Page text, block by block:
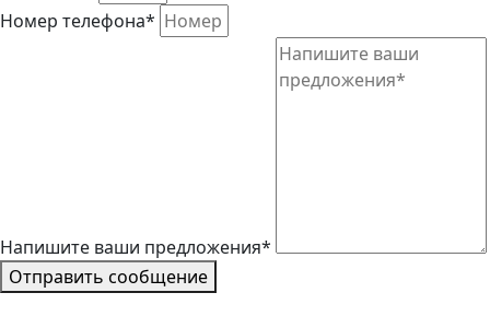
Номер телефона*
Напишите ваши предложения*
Отправить сообщение